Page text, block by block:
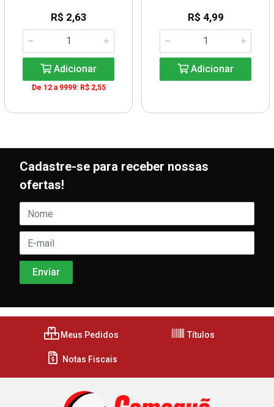
R$ 2,63
Adicionar
De 12 a 9999: R$ 2,55
R$ 4,99
Adicionar
Cadastre-se para receber nossas
ofertas!
Meus Pedidos Títulos
Notas Fiscais